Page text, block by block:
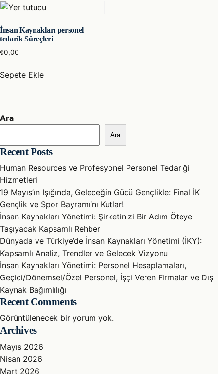
İnsan Kaynakları personel
tedarik Süreçleri
₺0,00
Sepete Ekle
Ara
Ara
Recent Posts
Human Resources ve Profesyonel Personel Tedariği
Hizmetleri
19 Mayıs’ın Işığında, Geleceğin Gücü Gençlikle: Final İK
Gençlik ve Spor Bayramı’nı Kutlar!
İnsan Kaynakları Yönetimi: Şirketinizi Bir Adım Öteye
Taşıyacak Kapsamlı Rehber
Dünyada ve Türkiye’de İnsan Kaynakları Yönetimi (İKY):
Kapsamlı Analiz, Trendler ve Gelecek Vizyonu
İnsan Kaynakları Yönetimi: Personel Hesaplamaları,
Geçici/Dönemsel/Özel Personel, İşçi Veren Firmalar ve Dış
Kaynak Bağımlılığı
Recent Comments
Görüntülenecek bir yorum yok.
Archives
Mayıs 2026
Nisan 2026
Mart 2026